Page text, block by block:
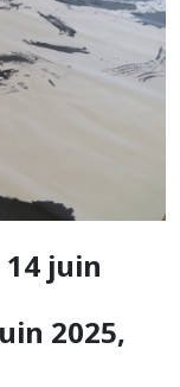
juin
2025,